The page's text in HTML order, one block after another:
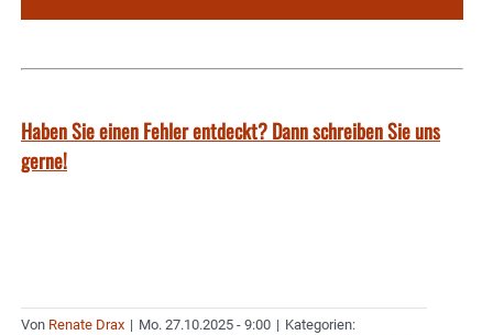
Haben Sie einen Fehler entdeckt? Dann schreiben Sie uns
gerne!
Von Renate Drax | Mo. 27.10.2025 - 9:00 | Kategorien: